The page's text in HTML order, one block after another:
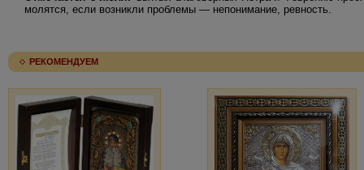
молятся, если возникли проблемы — непонимание, ревность.
РЕКОМЕНДУЕМ